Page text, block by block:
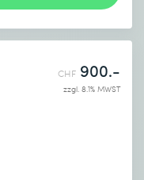
CHF 900.-
zzgl. 8.1% MWST